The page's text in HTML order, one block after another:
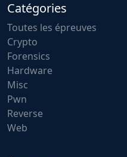
Catégories
Toutes les épreuves
Crypto
Forensics
Hardware
Misc
Pwn
Reverse
Web